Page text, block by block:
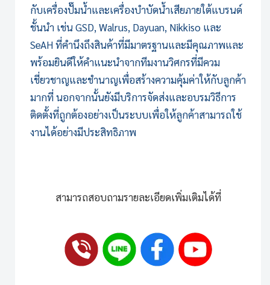
กับเครื่องปั๊มน้ำและเครื่องบำบัดน้ำเสียภายใต้แบรนด์
ชั้นนำ เช่น GSD, Walrus, Dayuan, Nikkiso และ
SeAH ที่คำนึงถึงสินค้าที่มีมาตรฐานและมีคุณภาพและ
พร้อมยินดีให้คำแนะนำจากทีมงานวิศกรที่มีควม
เชี่ยวชาญและชำนาญเพื่อสร้างความคุ้มค่าให้กับลูกค้า
มากที่ นอกจากนั้นยังมีบริการจัดส่งและอบรมวิธีการ
ติดตั้งที่ถูกต้องอย่างเป็นระบบเพื่อให้ลูกค้าสามารถใช้
งานได้อย่างมีประสิทธิภาพ
สามารถสอบถามรายละเอียดเพิ่มเติมได้ที่